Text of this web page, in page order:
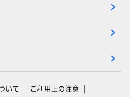
いて
ご利用上の注意